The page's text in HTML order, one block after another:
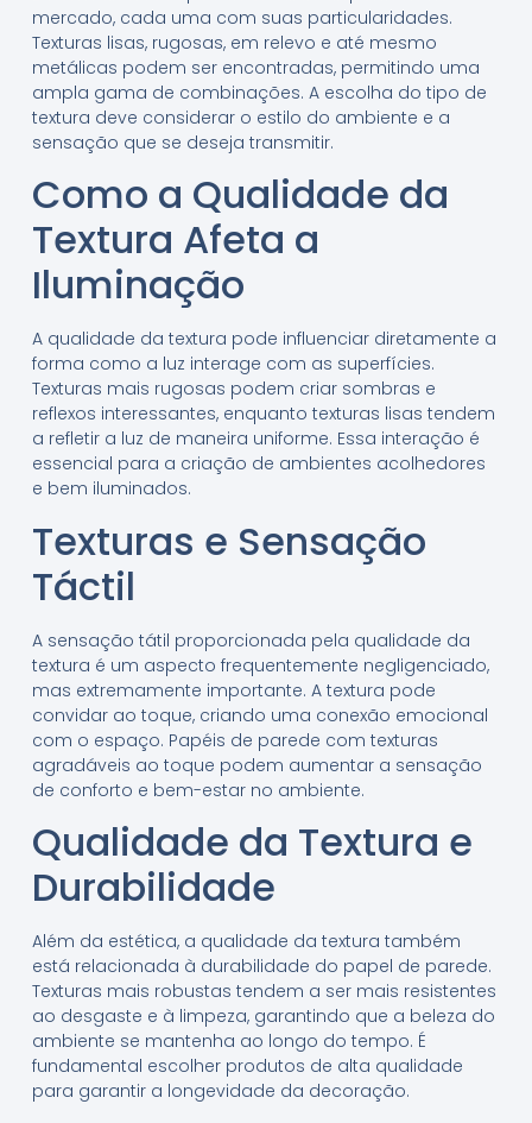
mercado, cada uma com suas particularidades.
Texturas lisas, rugosas, em relevo e até mesmo
metálicas podem ser encontradas, permitindo uma
ampla gama de combinações. A escolha do tipo de
textura deve considerar o estilo do ambiente e a
sensação que se deseja transmitir.
Como a Qualidade da
Textura Afeta a
Iluminação
A qualidade da textura pode influenciar diretamente a
forma como a luz interage com as superfícies.
Texturas mais rugosas podem criar sombras e
reflexos interessantes, enquanto texturas lisas tendem
a refletir a luz de maneira uniforme. Essa interação é
essencial para a criação de ambientes acolhedores
e bem iluminados.
Texturas e Sensação
Táctil
A sensação tátil proporcionada pela qualidade da
textura é um aspecto frequentemente negligenciado,
mas extremamente importante. A textura pode
convidar ao toque, criando uma conexão emocional
com o espaço. Papéis de parede com texturas
agradáveis ao toque podem aumentar a sensação
de conforto e bem-estar no ambiente.
Qualidade da Textura e
Durabilidade
Além da estética, a qualidade da textura também
está relacionada à durabilidade do papel de parede.
Texturas mais robustas tendem a ser mais resistentes
ao desgaste e à limpeza, garantindo que a beleza do
ambiente se mantenha ao longo do tempo. É
fundamental escolher produtos de alta qualidade
para garantir a longevidade da decoração.